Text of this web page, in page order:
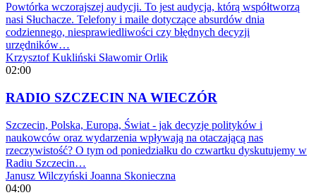
Powtórka wczorajszej audycji. To jest audycja, którą współtworzą
nasi Słuchacze. Telefony i maile dotyczące absurdów dnia
codziennego, niesprawiedliwości czy błędnych decyzji
urzędników…
Krzysztof Kukliński Sławomir Orlik
02:00
RADIO SZCZECIN NA WIECZÓR
Szczecin, Polska, Europa, Świat - jak decyzje polityków i
naukowców oraz wydarzenia wpływają na otaczającą nas
rzeczywistość? O tym od poniedziałku do czwartku dyskutujemy w
Radiu Szczecin…
Janusz Wilczyński Joanna Skonieczna
04:00